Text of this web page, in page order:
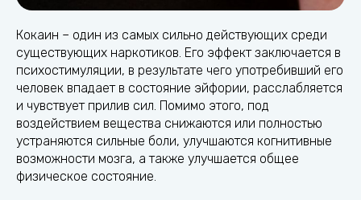
Кокаин – один из самых сильно действующих среди
существующих наркотиков. Его эффект заключается в
психостимуляции, в результате чего употребивший его
человек впадает в состояние эйфории, расслабляется
и чувствует прилив сил. Помимо этого, под
воздействием вещества снижаются или полностью
устраняются сильные боли, улучшаются когнитивные
возможности мозга, а также улучшается общее
физическое состояние.